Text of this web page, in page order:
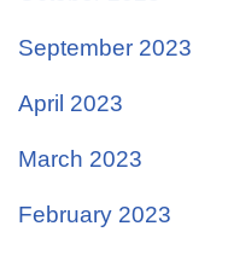
September 2023
April 2023
March 2023
February 2023